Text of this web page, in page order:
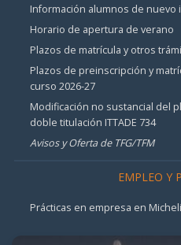
Información alumnos de nuevo
Horario de apertura de verano
Plazos de matrícula y otros
Plazos de preinscripción y
curso 2026-27
Modificación no sustancial del
doble titulación ITTADE 734
Avisos y Oferta de TFG/TFM
EMPLEO Y
Prácticas en empresa en